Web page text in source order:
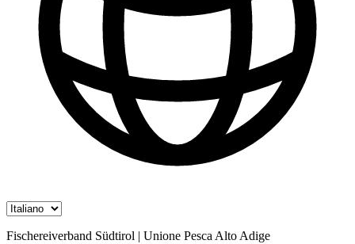
Fischereiverband Südtirol | Unione Pesca Alto Adige